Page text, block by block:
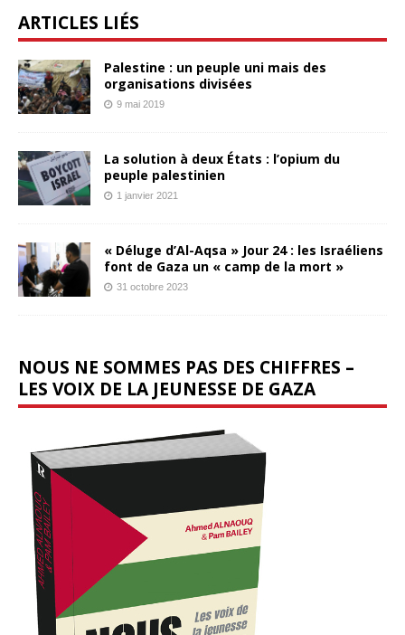
ARTICLES LIÉS
Palestine : un peuple uni mais des
organisations divisées
9 mai 2019
La solution à deux États : l’opium du
peuple palestinien
1 janvier 2021
« Déluge d’Al-Aqsa » Jour 24 : les Israéliens
font de Gaza un « camp de la mort »
31 octobre 2023
NOUS NE SOMMES PAS DES CHIFFRES –
LES VOIX DE LA JEUNESSE DE GAZA